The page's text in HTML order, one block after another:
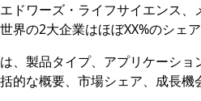
ドワーズ・ライフサイエンス
界の2大企業はほぼXX%のシェ
、製品タイプ、アプリケーシ
的な概要、市場シェア、成長機